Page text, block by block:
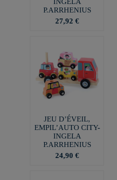
P.ARRHENIUS
27,92 €
JEU D’ÉVEIL,
EMPIL’AUTO CITY-
INGELA
P.ARRHENIUS
24,90 €